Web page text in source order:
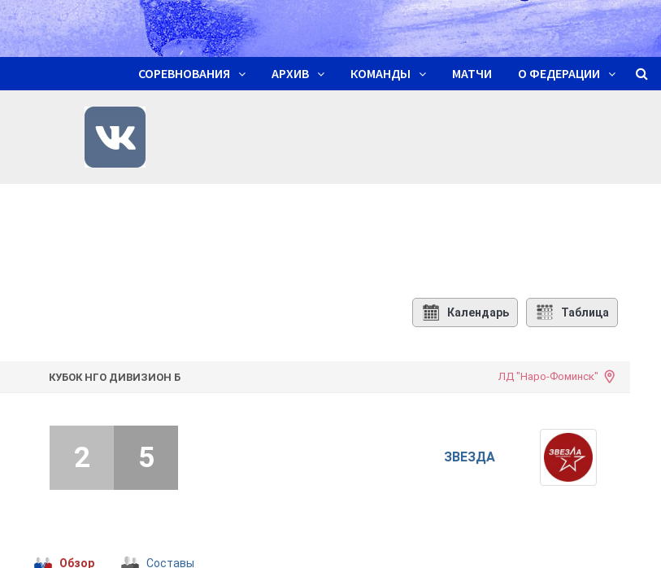
СОРЕВНОВАНИЯ АРХИВ КОМАНДЫ МАТЧИ О ФЕДЕРАЦИИ
Календарь Таблица
КУБОК НГО ДИВИЗИОН Б ЛД "Наро-Фоминск"
ЗВЕЗДА
2 5
Обзор Составы